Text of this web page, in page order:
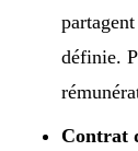
définie.
Contrat